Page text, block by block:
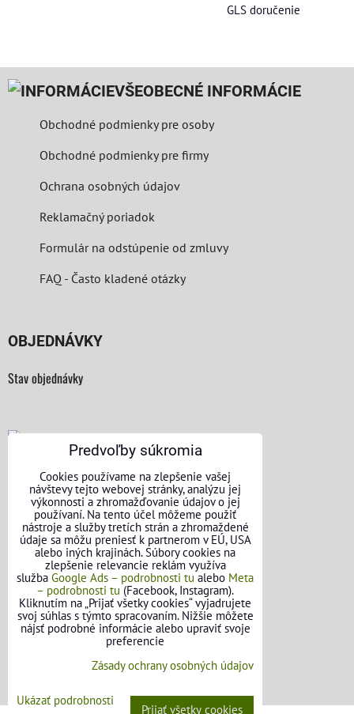
GLS doručenie
VŠEOBECNÉ INFORMÁCIE
Obchodné podmienky pre osoby
Obchodné podmienky pre firmy
Ochrana osobných údajov
Reklamačný poriadok
Formulár na odstúpenie od zmluvy
FAQ - Často kladené otázky
OBJEDNÁVKY
Stav objednávky
KONTAKTNÉ ÚDAJE
O nás
Kontakt
Požičovňa náradia
Názory našich zákazníkov
Mapa stránok
SLEDUJTE NÁS
Facebook
Predvoľby súkromia
Cookies používame na zlepšenie vašej
návštevy tejto webovej stránky, analýzu jej
výkonnosti a zhromažďovanie údajov o jej
používaní. Na tento účel môžeme použiť
nástroje a služby tretích strán a zhromaždené
údaje sa môžu preniesť k partnerom v EÚ, USA
alebo iných krajinách. Súbory cookies na
zlepšenie relevancie reklám využíva
služba Google Ads – podrobnosti tu alebo Meta
– podrobnosti tu (Facebook, Instagram).
Kliknutím na „Prijať všetky cookies“ vyjadrujete
svoj súhlas s týmto spracovaním. Nižšie môžete
nájsť podrobné informácie alebo upraviť svoje
preferencie
Zásady ochrany osobných údajov
Ukázať podrobnosti
Prijať všetky cookies